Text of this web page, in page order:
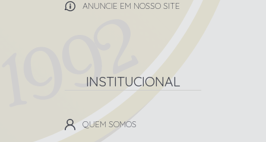
ANUNCIE EM NOSSO SITE
INSTITUCIONAL
QUEM SOMOS